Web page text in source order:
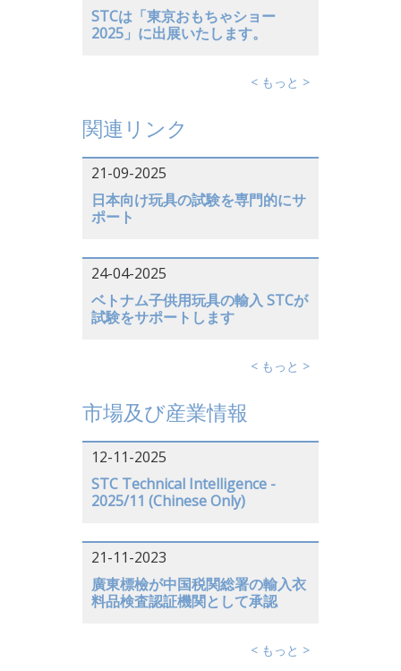
STCは「東京おもちゃショー
2025」に出展いたします。
< もっと >
関連リンク
21-09-2025
日本向け玩具の試験を専門的にサ
ポート
24-04-2025
ベトナム子供用玩具の輸入 STCが
試験をサポートします
< もっと >
市場及び産業情報
12-11-2025
STC Technical Intelligence -
2025/11 (Chinese Only)
21-11-2023
廣東標檢が中国税関総署の輸入衣
料品検査認証機関として承認
< もっと >